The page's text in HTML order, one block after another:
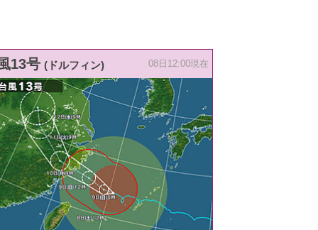
13号 (ドルフィン) 08日12:00現在